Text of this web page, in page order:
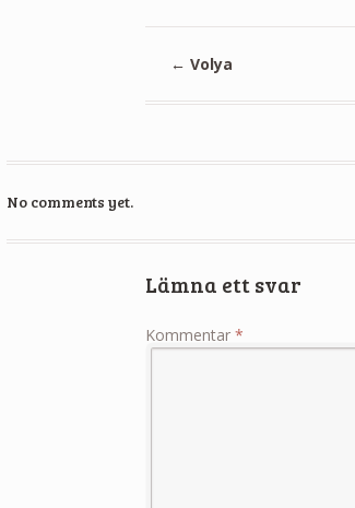
← Volya
No comments yet.
Lämna ett svar
Kommentar*